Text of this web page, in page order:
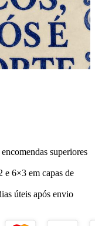
superiores
e 6×3 em capas de
úteis após envio